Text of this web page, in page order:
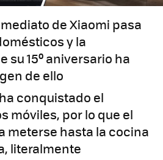
de Xiaomi pasa
y la
su 15º aniversario ha
de ello
conquistado el
móviles, por lo que el
meterse hasta la cocina
literalmente